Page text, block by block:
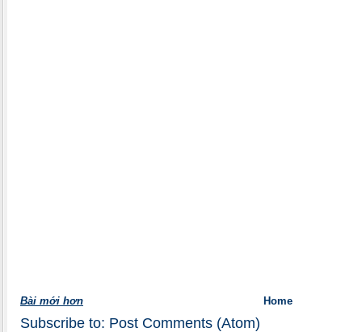
Bài mới hơn Home
Subscribe to: Post Comments (Atom)